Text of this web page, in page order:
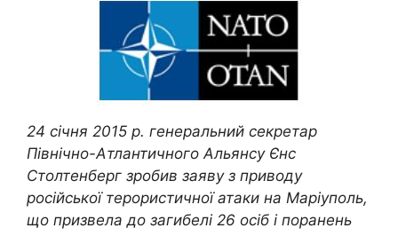
24 січня 2015 р. генеральний секретар
Північно-Атлантичного Альянсу Єнс
Столтенберг зробив заяву з приводу
російської терористичної атаки на Маріуполь,
що призвела до загибелі 26 осіб і поранень